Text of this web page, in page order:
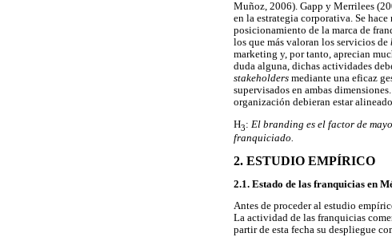
Muñoz, 2006). Gapp y Merrilees
en la estrategia corporativa. Se
posicionamiento de la marca de
los que más valoran los servicios de
marketing y, por tanto, aprecian
duda alguna, dichas actividades
stakeholders mediante una eficaz
supervisados en ambas
organización debieran estar
H3: El branding es el factor de
franquiciado.
2. ESTUDIO EMPÍRICO
2.1. Estado de las franquicias en
Antes de proceder al estudio
La actividad de las franquicias
partir de esta fecha su despliegue